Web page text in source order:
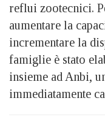
reflui zootecnici.
aumentare la
incrementare la
famiglie è stato
insieme ad Anbi,
immediatamente